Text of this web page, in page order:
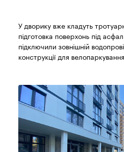
У дворику вже кладуть
підготовка поверхонь під
підключили зовнішній
конструкції для